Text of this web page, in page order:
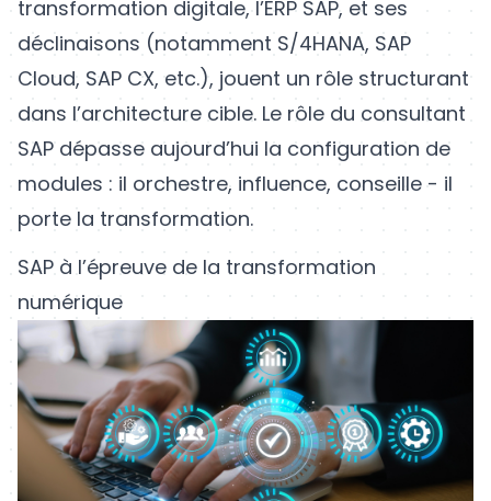
transformation digitale, l’ERP SAP, et ses
déclinaisons (notamment S/4HANA, SAP
Cloud, SAP CX, etc.), jouent un rôle structurant
dans l’architecture cible. Le rôle du consultant
SAP dépasse aujourd’hui la configuration de
modules : il orchestre, influence, conseille - il
porte la transformation.
SAP à l’épreuve de la transformation
numérique